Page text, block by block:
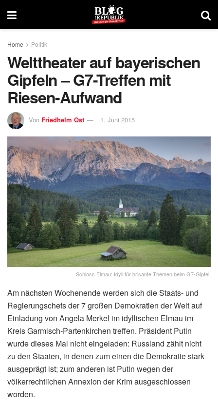
Home Politik
Welttheater auf bayerischen
Gipfeln – G7-Treffen mit
Riesen-Aufwand
Von Friedhelm Ost 1. Juni 2015
Schloss Elmau: Idyll für brisante Themen beim G7-Gipfel.
Am nächsten Wochenende werden sich die Staats- und
Regierungschefs der 7 großen Demokratien der Welt auf
Einladung von Angela Merkel im idyllischen Elmau im
Kreis Garmisch-Partenkirchen treffen. Präsident Putin
wurde dieses Mal nicht eingeladen: Russland zählt nicht
zu den Staaten, in denen zum einen die Demokratie stark
ausgeprägt ist; zum anderen ist Putin wegen der
völkerrechtlichen Annexion der Krim ausgeschlossen
worden.